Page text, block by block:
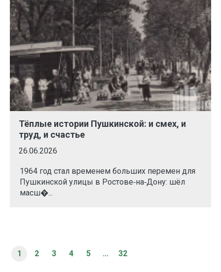
Тёплые истории Пушкинской: и смех, и
труд, и счастье
26.06.2026
1964 год стал временем больших перемен для
Пушкинской улицы в Ростове‑на‑Дону: шёл
масш�...
1 2 3 4 5 ... 32